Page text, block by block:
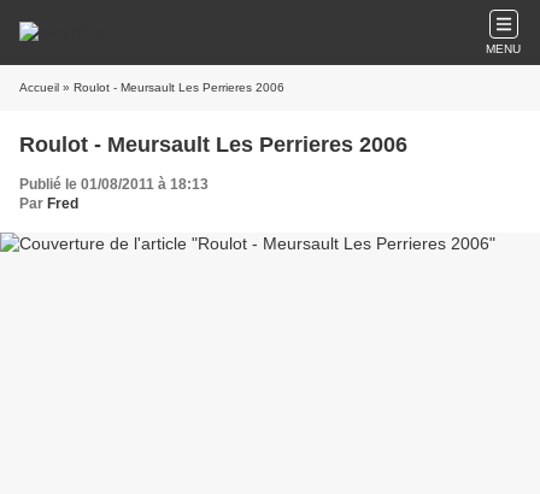
MENU
Accueil » Roulot - Meursault Les Perrieres 2006
Roulot - Meursault Les Perrieres 2006
Publié le 01/08/2011 à 18:13
Par Fred